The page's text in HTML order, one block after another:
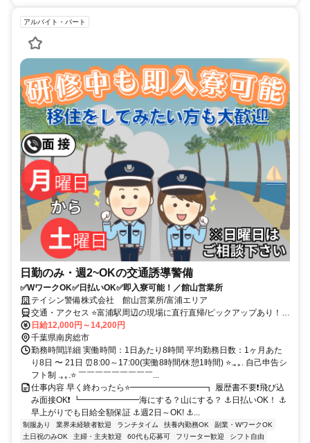
アルバイト・パート
日勤のみ・週2~OKの交通誘導警備
✅WワークOK✅日払いOK✅即入寮可能！／館山営業所
テイシン警備株式会社 館山営業所/富浦エリア
交通・アクセス ⭐富浦駅周辺の現場に直行直帰/ピックアップあり！移
動の心配は不要です♪
日給12,000円～14,200円
千葉県南房総市
勤務時間詳細 実働時間：1日あたり8時間 平均勤務日数：1ヶ月あた
り8日 〜 21日 ⏰8:00～17:00(実働8時間/休憩1時間) ⭐.｡｡. 自己申告シ
フト制 .｡｡.⭐ ￣￣￣￣￣￣￣￣￣...
仕事内容 早く終わったら⭐━━━━━━━━━┓ 履歴書不要❗飛び込
み面接OK❗ ┗━━━━━━━海にする？山にする？ ⚓日払いOK！ ⚓
早上がりでも日給全額保証 ⚓週2日～OK! ⚓...
制服あり 業界未経験者歓迎 ランチタイム 扶養内勤務OK
副業・WワークOK
土日祝のみOK
主婦・主夫歓迎 60代も応募可 フリーター歓迎
シフト自由